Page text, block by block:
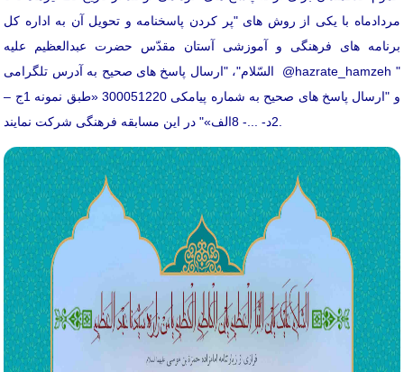
مردادماه با یکی از روش های "پر کردن پاسخنامه و تحویل آن به اداره کل
برنامه های فرهنگی و آموزشی آستان مقدّس حضرت عبدالعظیم علیه
السّلام"، "ارسال پاسخ های صحیح به آدرس تلگرامی @hazrate_hamzeh "
و "ارسال پاسخ های صحیح به شماره پیامکی 300051220 «طبق نمونه 1ج –